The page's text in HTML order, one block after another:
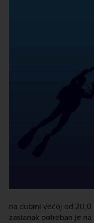
na dubini većoj od 20,0
zastanak potreban je